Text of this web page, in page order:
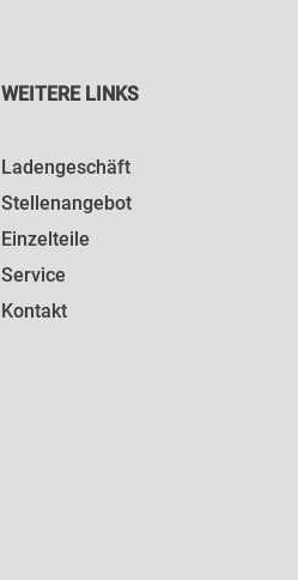
WEITERE LINKS
Ladengeschäft
Stellenangebot
Einzelteile
Service
Kontakt